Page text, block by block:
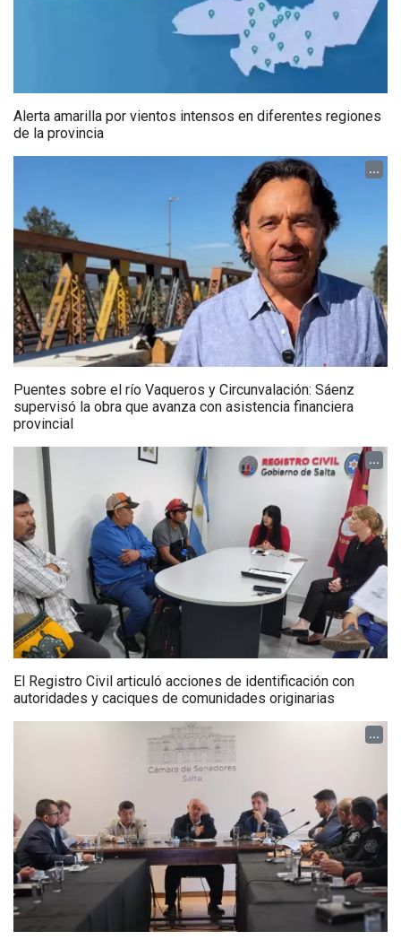
Alerta amarilla por vientos intensos en diferentes regiones
de la provincia
...
Puentes sobre el río Vaqueros y Circunvalación: Sáenz
supervisó la obra que avanza con asistencia financiera
provincial
...
El Registro Civil articuló acciones de identificación con
autoridades y caciques de comunidades originarias
...